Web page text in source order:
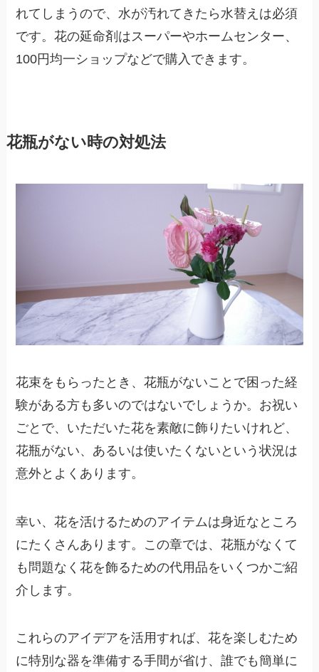
れてしまうので、水が汚れてきたら水替えは必須
です。花の延命剤はスーパーやホームセンター、
100円均一ショップなどで購入できます。
花瓶がない時の対処法
花束をもらったとき、花瓶がないことで困った経
験がある方も多いのではないでしょうか。お祝い
ごとで、いただいた花を素敵に飾りたいけれど、
花瓶がない、あるいは使いたくないという状況は
意外とよくあります。
幸い、花を活けるためのアイテムは身近なところ
にたくさんあります。この章では、花瓶がなくて
も問題なく花を飾るための代用品をいくつかご紹
介します。
これらのアイデアを活用すれば、花を楽しむため
に特別な器を準備する手間が省け、誰でも簡単に